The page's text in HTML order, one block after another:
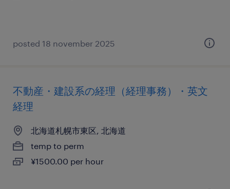
posted 18 november 2025
不動産・建設系の経理（経理事務）・英文
経理
北海道札幌市東区, 北海道
temp to perm
¥1500.00 per hour